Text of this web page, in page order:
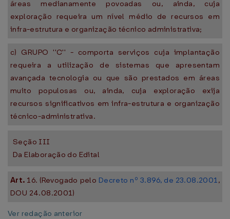
áreas medianamente povoadas ou, ainda, cuja
exploração requeira um nível médio de recursos em
infra-estrutura e organização técnico administrativa;
c) GRUPO ''C'' - comporta serviços cuja implantação
requeira a utilização de sistemas que apresentam
avançada tecnologia ou que são prestados em áreas
muito populosas ou, ainda, cuja exploração exija
recursos significativos em infra-estrutura e organização
técnico-administrativa.
Seção III
Da Elaboração do Edital
Art. 16. (Revogado pelo Decreto nº 3.896, de 23.08.2001,
DOU 24.08.2001)
Ver redação anterior